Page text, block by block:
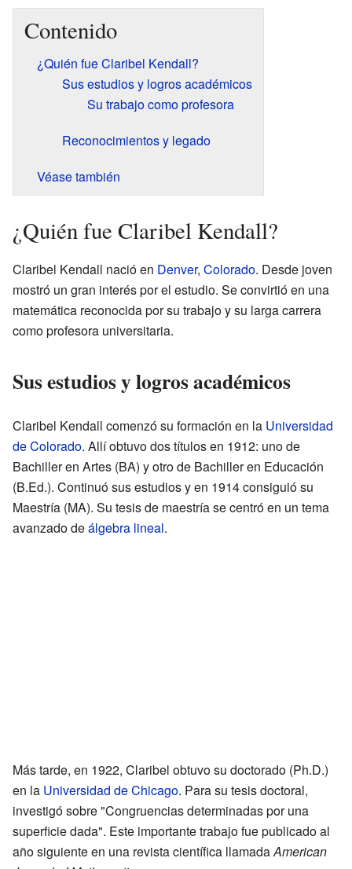
Contenido
¿Quién fue Claribel Kendall?
Sus estudios y logros académicos
Su trabajo como profesora
Reconocimientos y legado
Véase también
¿Quién fue Claribel Kendall?
Claribel Kendall nació en Denver, Colorado. Desde joven
mostró un gran interés por el estudio. Se convirtió en una
matemática reconocida por su trabajo y su larga carrera
como profesora universitaria.
Sus estudios y logros académicos
Claribel Kendall comenzó su formación en la Universidad
de Colorado. Allí obtuvo dos títulos en 1912: uno de
Bachiller en Artes (BA) y otro de Bachiller en Educación
(B.Ed.). Continuó sus estudios y en 1914 consiguió su
Maestría (MA). Su tesis de maestría se centró en un tema
avanzado deálgebra lineal.
Más tarde, en 1922, Claribel obtuvo su doctorado (Ph.D.)
en la Universidad de Chicago. Para su tesis doctoral,
investigó sobre "Congruencias determinadas por una
superficie dada". Este importante trabajo fue publicado al
año siguiente en una revista científica llamadaAmerican